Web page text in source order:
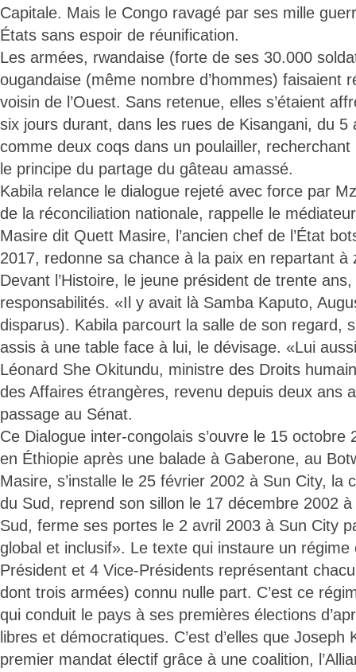
Capitale. Mais le Congo ravagé par ses mille
États sans espoir de réunification.
Les armées, rwandaise (forte de ses 30.000
ougandaise (même nombre d’hommes) faisaient
voisin de l’Ouest. Sans retenue, elles s’étaient
six jours durant, dans les rues de Kisangani, du 5
comme deux coqs dans un poulailler,
le principe du partage du gâteau amassé.
Kabila relance le dialogue rejeté avec force par
de la réconciliation nationale, rappelle le
Masire dit Quett Masire, l’ancien chef de l’État
2017, redonne sa chance à la paix en repartant
Devant l’Histoire, le jeune président de trente
responsabilités. «Il y avait là Samba Kaputo,
disparus). Kabila parcourt la salle de son regard,
assis à une table face à lui, le dévisage. «Lui
Léonard She Okitundu, ministre des Droits
des Affaires étrangères, revenu depuis deux ans
passage au Sénat.
Ce Dialogue inter-congolais s’ouvre le 15 octobre
en Éthiopie après une balade à Gaberone, au
Masire, s’installe le 25 février 2002 à Sun City, la
du Sud, reprend son sillon le 17 décembre 2002
Sud, ferme ses portes le 2 avril 2003 à Sun City
global et inclusif». Le texte qui instaure un
Président et 4 Vice-Présidents représentant
dont trois armées) connu nulle part. C’est ce
qui conduit le pays à ses premières élections
libres et démocratiques. C’est d’elles que Joseph
premier mandat électif grâce à une coalition,